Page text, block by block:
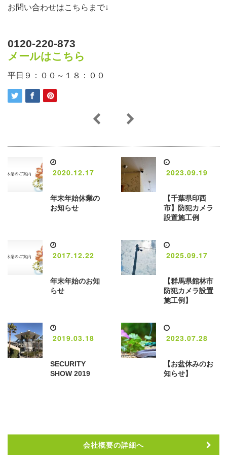
お問い合わせはこちらまで↓
0120-220-873
メールはこちら
平日９：００～１８：００
2020.12.17
年末年始休業の
お知らせ
2023.09.19
【千葉県印西
市】防犯カメラ
設置施工例
2017.12.22
年末年始のお知
らせ
2025.09.17
【群馬県館林市
防犯カメラ設置
施工例】
2019.03.18
SECURITY
SHOW 2019
2023.07.28
【お盆休みのお
知らせ】
会社概要の詳細へ